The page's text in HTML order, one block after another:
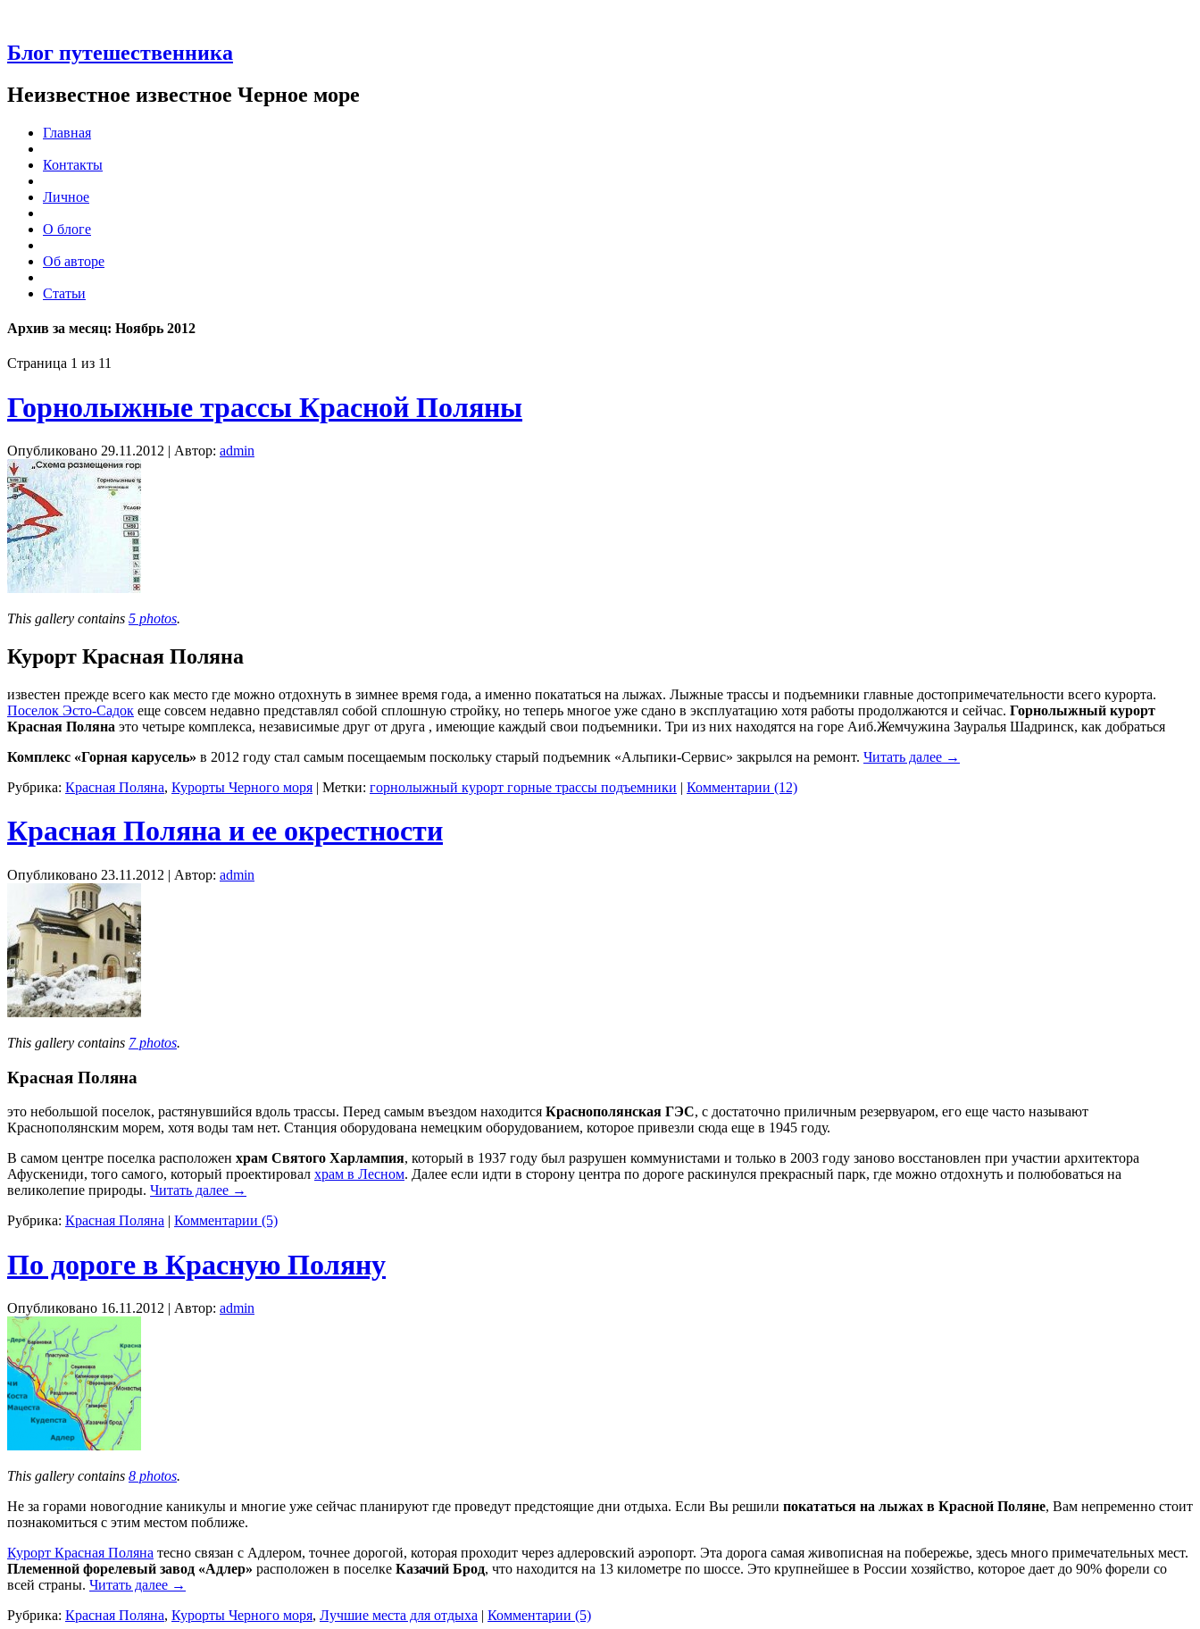
Блог путешественника
Неизвестное известное Черное море
Главная
Контакты
Личное
О блоге
Об авторе
Статьи
Архив за месяц: Ноябрь 2012
Страница 1 из 11
Горнолыжные трассы Красной Поляны
Опубликовано 29.11.2012 | Автор: admin
This gallery contains 5 photos.
Курорт Красная Поляна
известен прежде всего как место где можно отдохнуть в зимнее время года, а именно покататься на лыжах. Лыжные трассы и подъемники главные достопримечательности всего курорта.
Поселок Эсто-Садок еще совсем недавно представлял собой сплошную стройку, но теперь многое уже сдано в эксплуатацию хотя работы продолжаются и сейчас. Горнолыжный курорт
Красная Поляна это четыре комплекса, независимые друг от друга , имеющие каждый свои подъемники. Три из них находятся на горе Аиб.Жемчужина Зауралья Шадринск, как добраться
Комплекс «Горная карусель» в 2012 году стал самым посещаемым поскольку старый подъемник «Альпики-Сервис» закрылся на ремонт. Читать далее →
Рубрика: Красная Поляна, Курорты Черного моря | Метки: горнолыжный курорт горные трассы подъемники | Комментарии (12)
Красная Поляна и ее окрестности
Опубликовано 23.11.2012 | Автор: admin
This gallery contains 7 photos.
Красная Поляна
это небольшой поселок, растянувшийся вдоль трассы. Перед самым въездом находится Краснополянская ГЭС, с достаточно приличным резервуаром, его еще часто называют
Краснополянским морем, хотя воды там нет. Станция оборудована немецким оборудованием, которое привезли сюда еще в 1945 году.
В самом центре поселка расположен храм Святого Харлампия, который в 1937 году был разрушен коммунистами и только в 2003 году заново восстановлен при участии архитектора
Афускениди, того самого, который проектировал храм в Лесном. Далее если идти в сторону центра по дороге раскинулся прекрасный парк, где можно отдохнуть и полюбоваться на
великолепие природы. Читать далее →
Рубрика: Красная Поляна | Комментарии (5)
По дороге в Красную Поляну
Опубликовано 16.11.2012 | Автор: admin
This gallery contains 8 photos.
Не за горами новогодние каникулы и многие уже сейчас планируют где проведут предстоящие дни отдыха. Если Вы решили покататься на лыжах в Красной Поляне, Вам непременно стоит
познакомиться с этим местом поближе.
Курорт Красная Поляна тесно связан с Адлером, точнее дорогой, которая проходит через адлеровский аэропорт. Эта дорога самая живописная на побережье, здесь много примечательных мест.
Племенной форелевый завод «Адлер» расположен в поселке Казачий Брод, что находится на 13 километре по шоссе. Это крупнейшее в России хозяйство, которое дает до 90% форели со
всей страны. Читать далее →
Рубрика: Красная Поляна, Курорты Черного моря, Лучшие места для отдыха | Комментарии (5)